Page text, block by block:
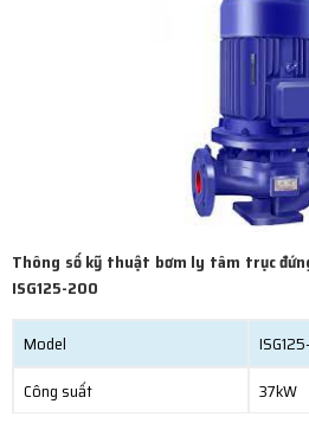
Thông số kỹ thuật bơm ly tâm trục
ISG125-200
Model
Công suất
37kW